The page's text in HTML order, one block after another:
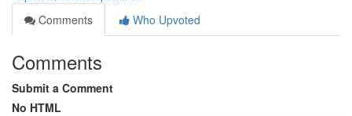
Comments
Who Upvoted
Comments
Submit a Comment
No HTML